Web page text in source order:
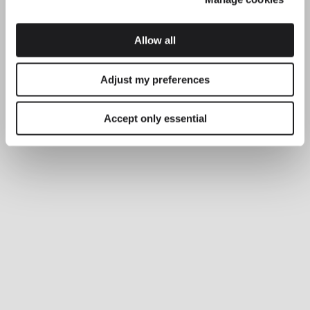
Allow all
Adjust my preferences
Accept only essential